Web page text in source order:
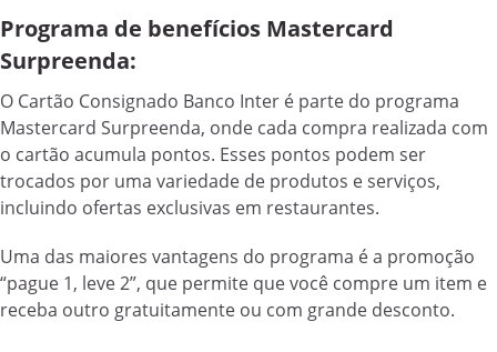
Programa de benefícios Mastercard
Surpreenda:
O Cartão Consignado Banco Inter é parte do programa
Mastercard Surpreenda, onde cada compra realizada com
o cartão acumula pontos. Esses pontos podem ser
trocados por uma variedade de produtos e serviços,
incluindo ofertas exclusivas em restaurantes.
Uma das maiores vantagens do programa é a promoção
“pague 1, leve 2”, que permite que você compre um item e
receba outro gratuitamente ou com grande desconto.